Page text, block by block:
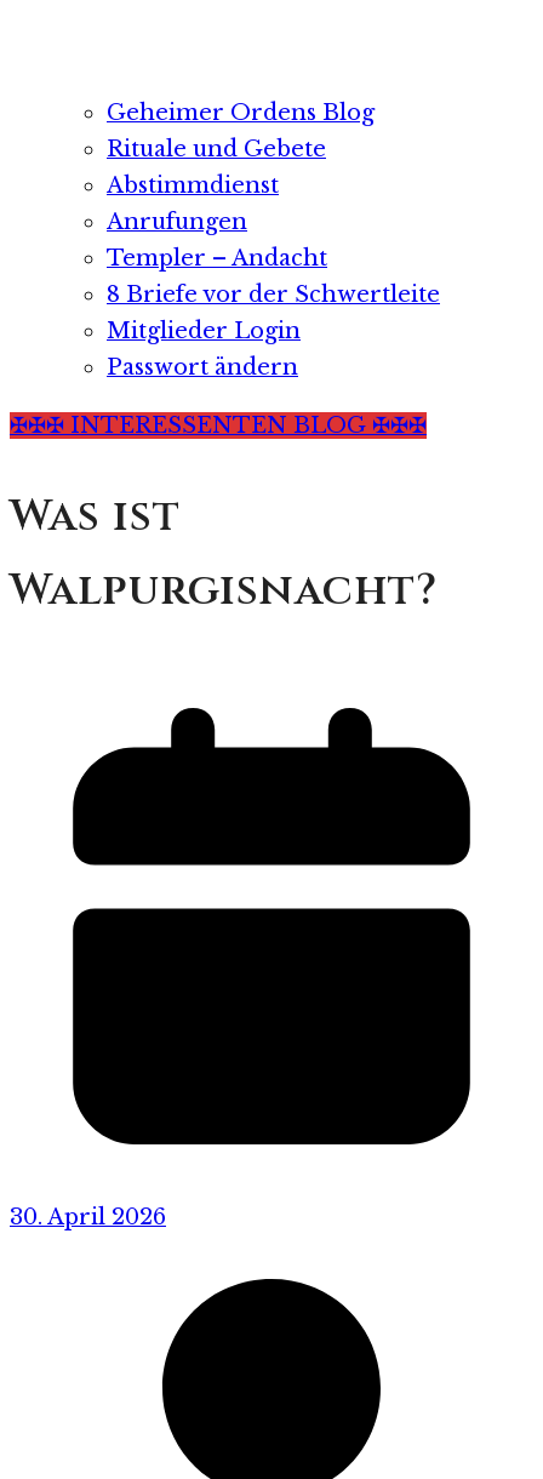
Geheimer Ordens Blog
Rituale und Gebete
Abstimmdienst
Anrufungen
Templer – Andacht
8 Briefe vor der Schwertleite
Mitglieder Login
Passwort ändern
✠✠✠ INTERESSENTEN BLOG ✠✠✠
Was ist
Walpurgisnacht?
30. April 2026